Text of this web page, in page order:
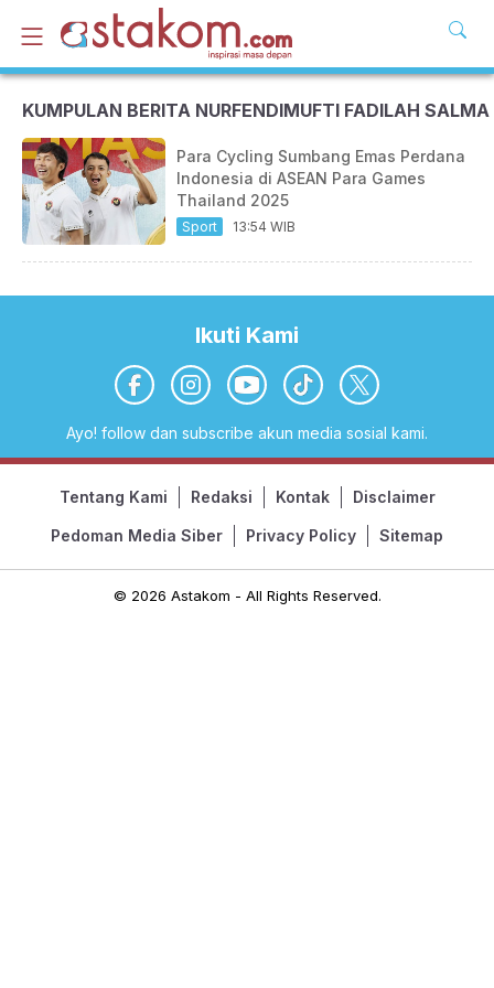
KUMPULAN BERITA NURFENDIMUFTI FADILAH SALMA
Para Cycling Sumbang Emas Perdana
Indonesia di ASEAN Para Games
Thailand 2025
Sport 13:54 WIB
Ikuti Kami
Ayo! follow dan subscribe akun media sosial kami.
Tentang Kami Redaksi Kontak Disclaimer
Pedoman Media Siber Privacy Policy Sitemap
© 2026 Astakom - All Rights Reserved.